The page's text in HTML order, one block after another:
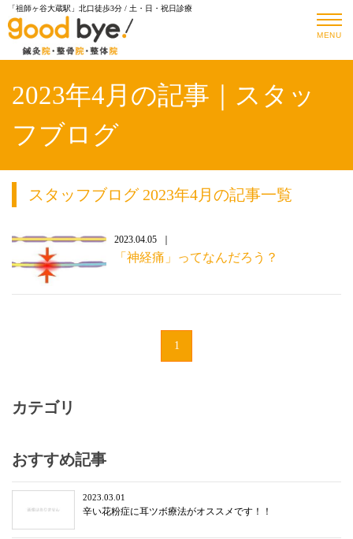
「祖師ヶ谷大蔵駅」北口徒歩3分 / 土・日・祝日診療
MENU
2023年4月の記事｜スタッ
フブログ
スタッフブログ 2023年4月の記事一覧
2023.04.05
「神経痛」ってなんだろう？
1
カテゴリ
おすすめ記事
2023.03.01
辛い花粉症に耳ツボ療法がオススメです！！